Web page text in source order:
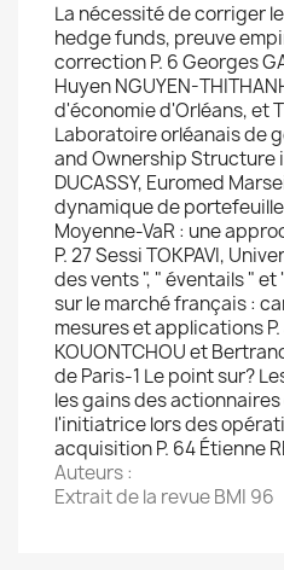
La nécessité de corriger
hedge funds, preuve
correction P. 6 Georges
Huyen NGUYEN-
d'économie d'Orléans, et
Laboratoire orléanais de
and Ownership Structure
DUCASSY, Euromed
dynamique de
Moyenne-VaR : une
P. 27 Sessi TOKPAVI,
des vents ", " éventails "
sur le marché français :
mesures et applications
KOUONTCHOU et
de Paris-1 Le point sur?
les gains des
l'initiatrice lors des
acquisition P. 64 Étienne
Auteurs :
Extrait de la revue BMI 96